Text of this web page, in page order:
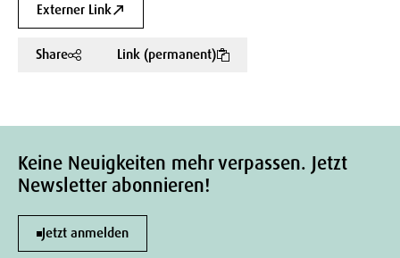
Externer Link
Share Link (permanent)
Keine Neuigkeiten mehr verpassen. Jetzt
Newsletter abonnieren!
Jetzt anmelden